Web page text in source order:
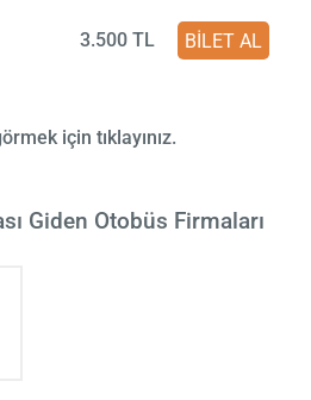
3.500 TL BİLET AL
için tıklayınız.
Giden Otobüs Firmaları